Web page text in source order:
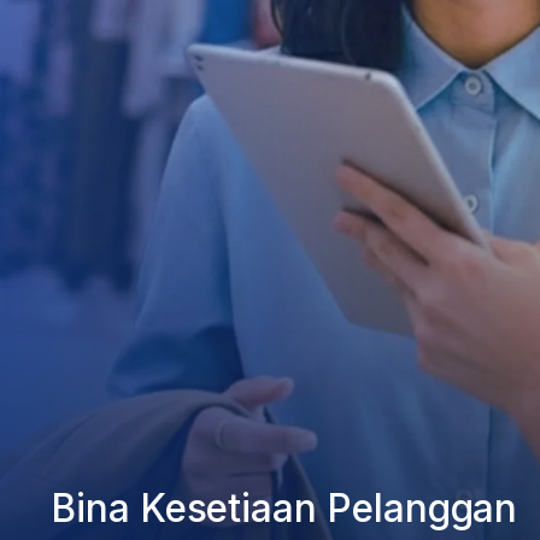
Bina Kesetiaan Pelanggan